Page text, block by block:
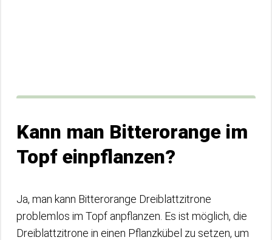
Kann man Bitterorange im
Topf einpflanzen?
Ja, man kann Bitterorange Dreiblattzitrone
problemlos im Topf anpflanzen. Es ist möglich, die
Dreiblattzitrone in einen Pflanzkübel zu setzen, um